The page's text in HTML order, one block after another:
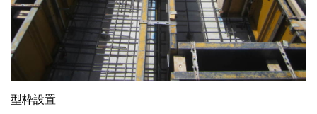
型枠設置